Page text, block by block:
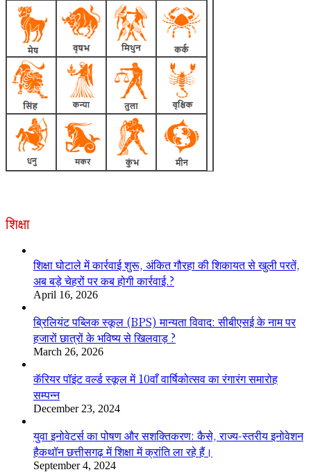
शिक्षा
शिक्षा घोटाले में कार्रवाई शुरू, अंकित गौरहा की शिकायत से खुली परतें,
अब बड़े चेहरों पर कब होगी कार्रवाई.?
April 16, 2026
ब्रिलियंट पब्लिक स्कूल (BPS) मान्यता विवाद: सीबीएसई के नाम पर
हजारों छात्रों के भविष्य से खिलवाड़ ?
March 26, 2026
कॅरियर पॉइंट वर्ल्ड स्कूल में 10वाँ वार्षिकोत्सव का रंगारंग समारोह
सम्पन्न
December 23, 2024
युवा इनोवेटर्स का पोषण और सशक्तिकरण: कैसे, राज्य-स्तरीय इनोवेशन
हैकथॉन छत्तीसगढ़ में शिक्षा में क्रांति ला रहे हैं।
September 4, 2024